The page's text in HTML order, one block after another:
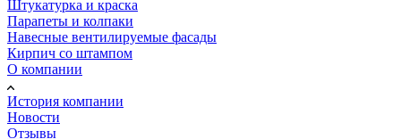
Штукатурка и краска
Парапеты и колпаки
Навесные вентилируемые фасады
Кирпич со штампом
О компании
История компании
Новости
Отзывы